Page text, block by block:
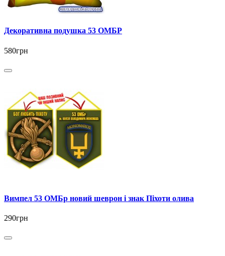
Декоративна подушка 53 ОМБР
580грн
Вимпел 53 ОМБр новий шеврон і знак Піхоти олива
290грн